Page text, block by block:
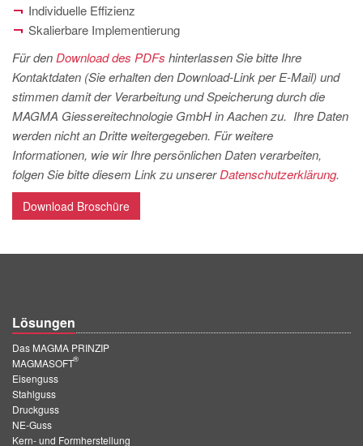
MAGMA Asien-Pazifik, Singapur
MAGMA Südamerika, Brasilien
PT
MAGMA Türkei
TR
MAGMA Indien
EN
MAGMA Korea
EN
KO
Individuelle Effizienz
Skalierbare Implementierung
Für den Download des PDFs hinterlassen Sie bitte Ihre
Kontaktdaten (Sie erhalten den Download-Link per E-Mail) und
stimmen damit der Verarbeitung und Speicherung durch die
MAGMA Giessereitechnologie GmbH in Aachen zu. Ihre Daten
werden nicht an Dritte weitergegeben. Für weitere
Informationen, wie wir Ihre persönlichen Daten verarbeiten,
folgen Sie bitte diesem Link zu unsererDatenschutzerklärung.
Download Broschüre
Lösungen
Das MAGMA PRINZIP
MAGMASOFT
®
Eisenguss
Stahlguss
Druckguss
NE-Guss
Kern- und Formherstellung